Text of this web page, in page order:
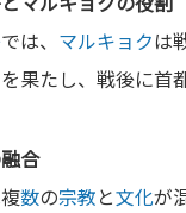
では、 マルキョクは
果たし、戦後に首
合
数の宗教と文化が